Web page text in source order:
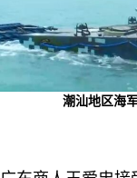
潮汕地区海